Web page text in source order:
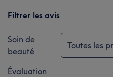
Filtrer les avis
Soin de
beauté
Toutes les
Évaluation